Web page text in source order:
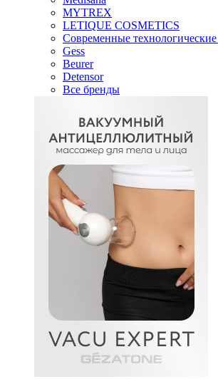
MYTREX
LETIQUE COSMETICS
Современные
Gess
Beurer
Detensor
Все бренды